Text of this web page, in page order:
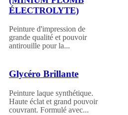
ÉLECTROLYTE)
Peinture d'impression de
grande qualité et pouvoir
antirouille pour la...
Glycéro Brillante
Peinture laque synthétique.
Haute éclat et grand pouvoir
couvrant. Formulé avec...